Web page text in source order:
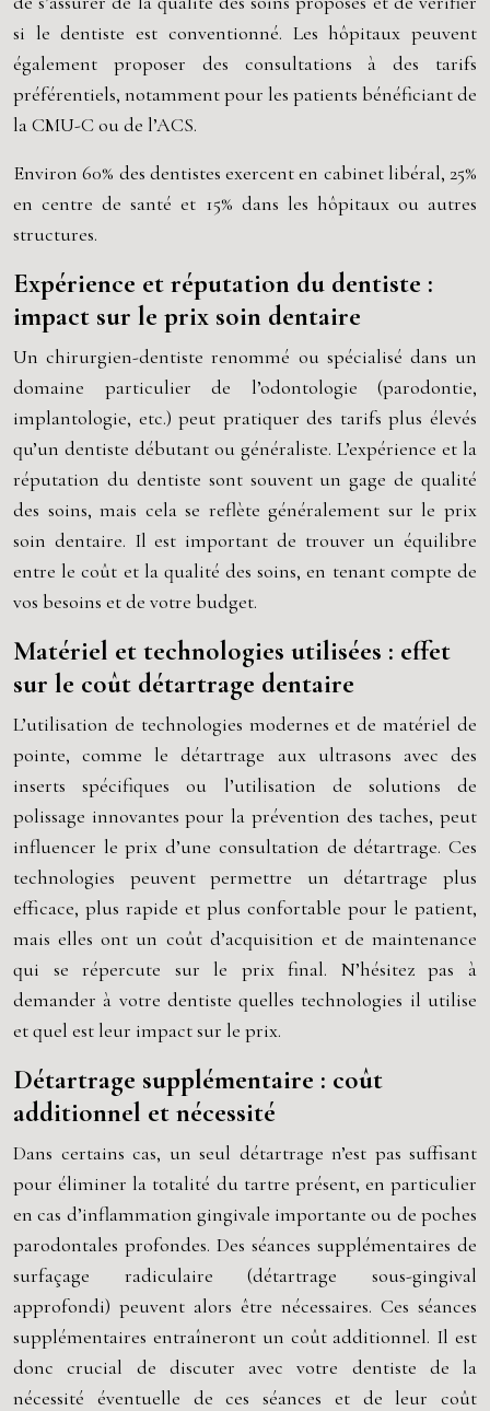
si le dentiste est conventionné. Les hôpitaux peuvent
également proposer des consultations à des tarifs
préférentiels, notamment pour les patients bénéficiant de
la CMU-C ou de l’ACS.
Environ 60% des dentistes exercent en cabinet libéral, 25%
en centre de santé et 15% dans les hôpitaux ou autres
structures.
Expérience et réputation du dentiste :
impact sur le prix soin dentaire
Un chirurgien-dentiste renommé ou spécialisé dans un
domaine particulier de l’odontologie (parodontie,
implantologie, etc.) peut pratiquer des tarifs plus élevés
qu’un dentiste débutant ou généraliste. L’expérience et la
réputation du dentiste sont souvent un gage de qualité
des soins, mais cela se reflète généralement sur le prix
soin dentaire. Il est important de trouver un équilibre
entre le coût et la qualité des soins, en tenant compte de
vos besoins et de votre budget.
Matériel et technologies utilisées : effet
sur le coût détartrage dentaire
L’utilisation de technologies modernes et de matériel de
pointe, comme le détartrage aux ultrasons avec des
inserts spécifiques ou l’utilisation de solutions de
polissage innovantes pour la prévention des taches, peut
influencer le prix d’une consultation de détartrage. Ces
technologies peuvent permettre un détartrage plus
efficace, plus rapide et plus confortable pour le patient,
mais elles ont un coût d’acquisition et de maintenance
qui se répercute sur le prix final. N’hésitez pas à
demander à votre dentiste quelles technologies il utilise
et quel est leur impact sur le prix.
Détartrage supplémentaire : coût
additionnel et nécessité
Dans certains cas, un seul détartrage n’est pas suffisant
pour éliminer la totalité du tartre présent, en particulier
en cas d’inflammation gingivale importante ou de poches
parodontales profondes. Des séances supplémentaires de
surfaçage radiculaire (détartrage sous-gingival
approfondi) peuvent alors être nécessaires. Ces séances
supplémentaires entraîneront un coût additionnel. Il est
donc crucial de discuter avec votre dentiste de la
nécessité éventuelle de ces séances et de leur coût